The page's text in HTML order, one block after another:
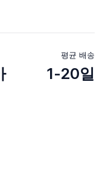
평균 배송
1-20일